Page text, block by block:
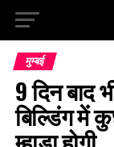
मुम्बई
9 दिन बाद
बिल्डिंग में